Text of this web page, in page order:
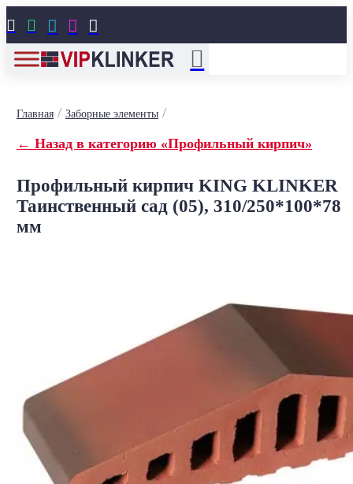
    
Главная/ Заборные элементы/
← Назад в категорию «Профильный кирпич»
Профильный кирпич KING KLINKER
Таинственный сад (05), 310/250*100*78
мм